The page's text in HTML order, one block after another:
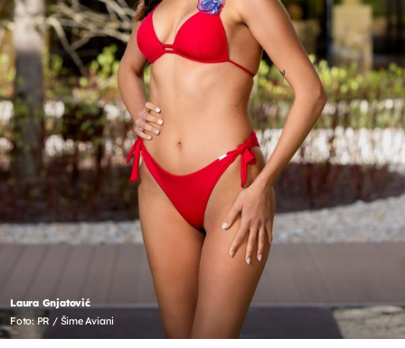
Laura Gnjatović
Foto: PR / Šime Aviani